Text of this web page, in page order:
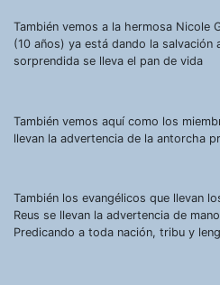
También vemos a la hermosa Nicole
(10 años) ya está dando la salvación
sorprendida se lleva el pan de vida
También vemos aquí como los
llevan la advertencia de la antorcha
También los evangélicos que llevan
Reus se llevan la advertencia de
Predicando a toda nación, tribu y